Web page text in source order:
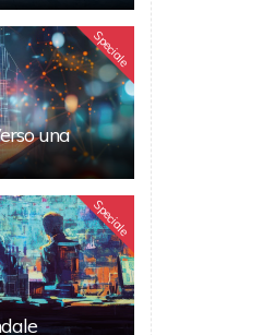
Speciale
una
Speciale